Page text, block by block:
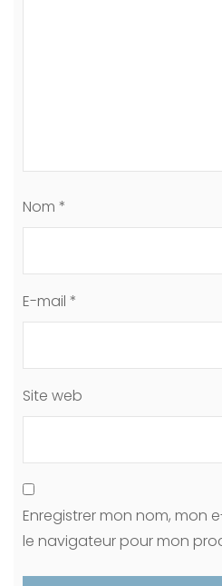
Nom *
E-mail *
Site web
Enregistrer mon nom, mon
le navigateur pour mon